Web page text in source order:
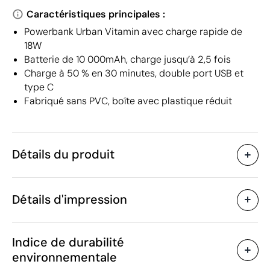
Caractéristiques principales :
Powerbank Urban Vitamin avec charge rapide de
18W
Batterie de 10 000mAh, charge jusqu’à 2,5 fois
Charge à 50 % en 30 minutes, double port USB et
type C
Fabriqué sans PVC, boîte avec plastique réduit
Détails du produit
Caractéristiques
Code du produit
Poids
Matière
Plastique ABS / Plastique
Détails d'impression
Indice de durabilité
environnementale